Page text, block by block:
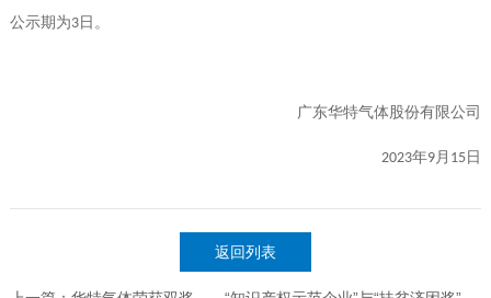
公示期为3日。
广东华特气体股份有限公司
2023年9月 15日
返回列表